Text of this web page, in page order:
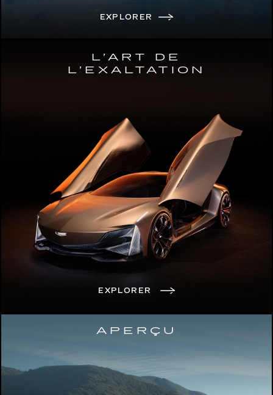
EXPLORER
L’ART DE
L’EXALTATION
EXPLORER
APERÇU